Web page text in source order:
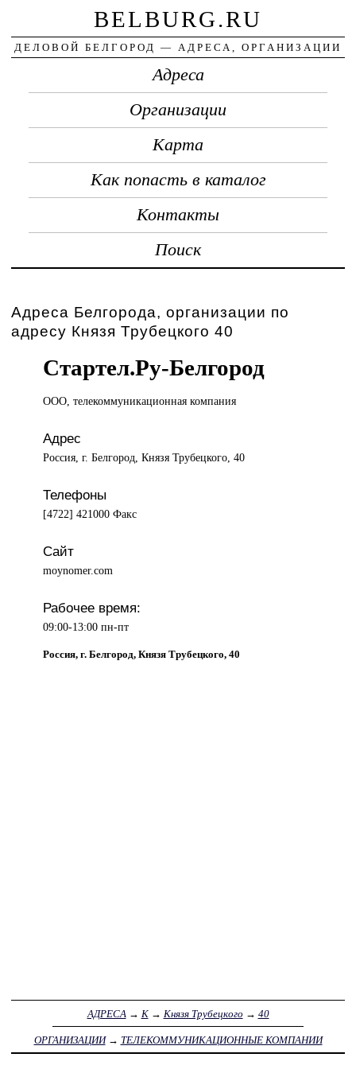
BELBURG.RU
ДЕЛОВОЙ БЕЛГОРОД — АДРЕСА, ОРГАНИЗАЦИИ
Адреса
Организации
Карта
Как попасть в каталог
Контакты
Поиск
Адреса Белгорода, организации по
адресу Князя Трубецкого 40
Стартел.Ру-Белгород
ООО, телекоммуникационнаякомпания
Адрес
Россия, г. Белгород, Князя Трубецкого, 40
Телефоны
[4722] 421000 Факс
Сайт
moynomer.com
Рабочее время:
09:00-13:00 пн-пт
Россия, г. Белгород, Князя Трубецкого, 40
АДРЕСА → К→ Князя Трубецкого → 40
ОРГАНИЗАЦИИ→ ТЕЛЕКОММУНИКАЦИОННЫЕ КОМПАНИИ